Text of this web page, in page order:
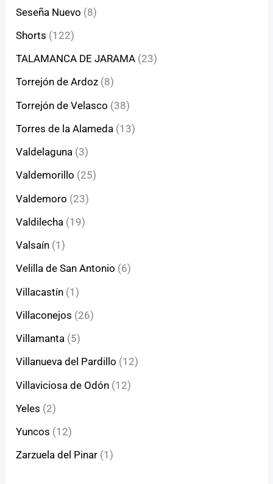
Seseña Nuevo (8)
Shorts (122)
TALAMANCA DE JARAMA (23)
Torrejón de Ardoz (8)
Torrejón de Velasco (38)
Torres de la Alameda (13)
Valdelaguna (3)
Valdemorillo (25)
Valdemoro (23)
Valdilecha (19)
Valsaín (1)
Velilla de San Antonio (6)
Villacastín (1)
Villaconejos (26)
Villamanta (5)
Villanueva del Pardillo (12)
Villaviciosa de Odón (12)
Yeles (2)
Yuncos (12)
Zarzuela del Pinar (1)